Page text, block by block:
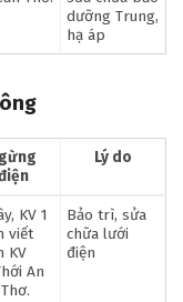
dưỡng Trung,
hạ áp
Lý do
KV 1
viết
KV
An
Bảo trì, sửa
chữa lưới
điện